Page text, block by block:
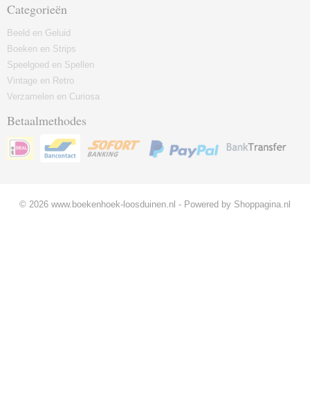
Categorieën
Beeld en Geluid
Boeken en Strips
Speelgoed en Spellen
Vintage en Retro
Verzamelen en Curiosa
Betaalmethodes
© 2026 www.boekenhoek-loosduinen.nl - Powered by Shoppagina.nl